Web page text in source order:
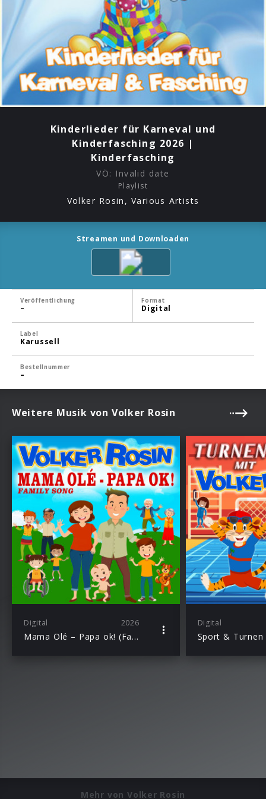
Kinderlieder für Karneval und
Kinderfasching 2026 |
Kinderfasching
VÖ: Invalid date
Playlist
Volker Rosin, Various Artists
Streamen und Downloaden
Veröffentlichung
–
Format
Digital
Label
Karussell
Bestellnummer
–
Weitere Musik von Volker Rosin
Digital 2026
Mama Olé – Papa ok! (Family Song)
Digital
Mehr von Volker Rosin